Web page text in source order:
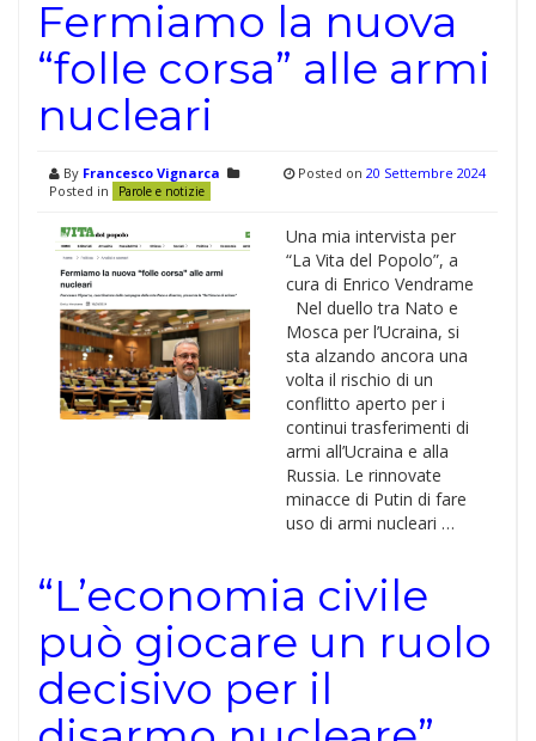
Fermiamo la nuova
“folle corsa” alle armi
nucleari
By Francesco Vignarca
Posted in
Parole e notizie
Posted on 20 Settembre 2024
Una mia intervista per
“La Vita del Popolo”, a
cura di Enrico Vendrame
Nel duello tra Nato e
Mosca per l’Ucraina, si
sta alzando ancora una
volta il rischio di un
conflitto aperto per i
continui trasferimenti di
armi all’Ucraina e alla
Russia. Le rinnovate
minacce di Putin di fare
uso di armi nucleari …
“L’economia civile
può giocare un ruolo
decisivo per il